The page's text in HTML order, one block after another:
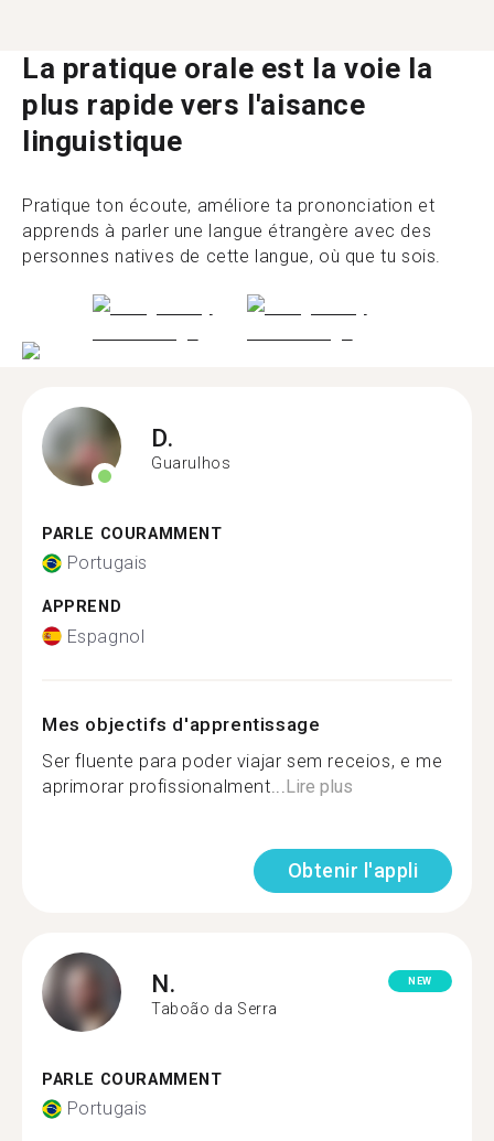
La pratique orale est la voie la
plus rapide vers l'aisance
linguistique
Pratique ton écoute, améliore ta prononciation et
apprends à parler une langue étrangère avec des
personnes natives de cette langue, où que tu sois.
D.
Guarulhos
PARLE COURAMMENT
Portugais
APPREND
Espagnol
Mes objectifs d'apprentissage
Ser fluente para poder viajar sem receios, e me
aprimorar profissionalment... Lire plus
Obtenir l'appli
N.
Taboão da Serra
NEW
PARLE COURAMMENT
Portugais